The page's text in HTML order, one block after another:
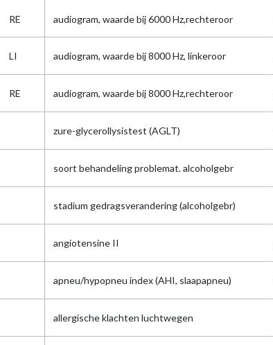
RE audiogram, waarde bij 6000 Hz,rechteroor
LI audiogram, waarde bij 8000 Hz, linkeroor
RE audiogram, waarde bij 8000 Hz,rechteroor
zure-glycerollysistest (AGLT)
soort behandeling problemat. alcoholgebr
stadium gedragsverandering (alcoholgebr)
angiotensine II
apneu/hypopneu index (AHI, slaapapneu)
allergische klachten luchtwegen